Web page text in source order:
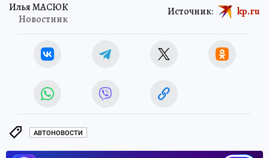
Илья МАСЮК
Новостник
Источник: kp.ru
АВТОНОВОСТИ